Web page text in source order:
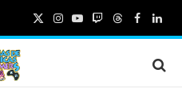
X
(Twitter)
Instagram
YouTube
TwitchThreads